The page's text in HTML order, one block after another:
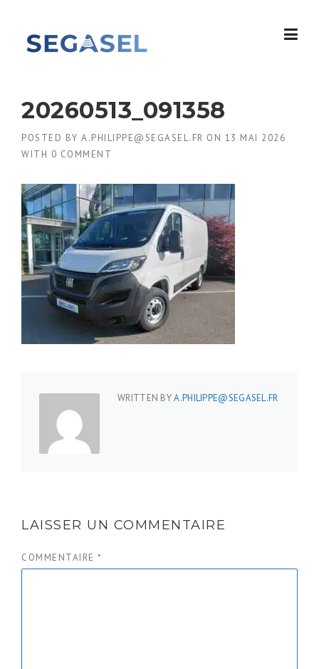
content
20260513_091358
POSTED BY A.PHILIPPE@SEGASEL.FR ON 13 MAI 2026
WITH 0 COMMENT
WRITTEN BYA.PHILIPPE@SEGASEL.FR
LAISSER UN COMMENTAIRE
COMMENTAIRE *